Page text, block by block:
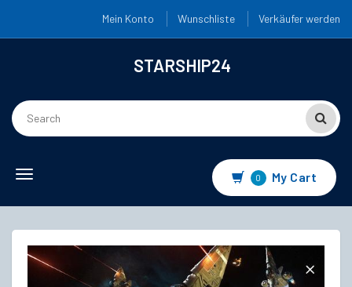
Mein Konto Wunschliste Verkäufer werden
STARSHIP24
Toggle
0 My Cart